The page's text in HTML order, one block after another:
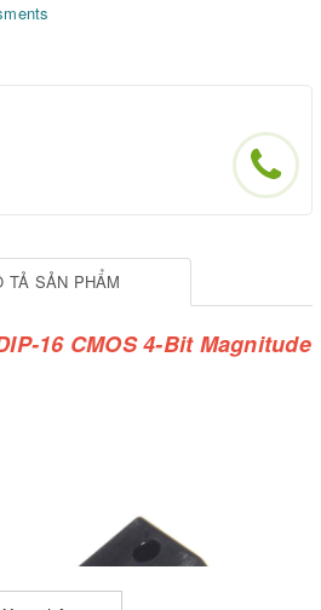
TẢ SẢN PHẨM
16 CMOS 4-Bit Magnitude